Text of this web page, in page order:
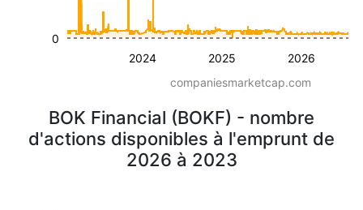
2024 2025 2026
0
companiesmarketcap.com
BOK Financial (BOKF) - nombre
d'actions disponibles à l'emprunt de
2026 à 2023